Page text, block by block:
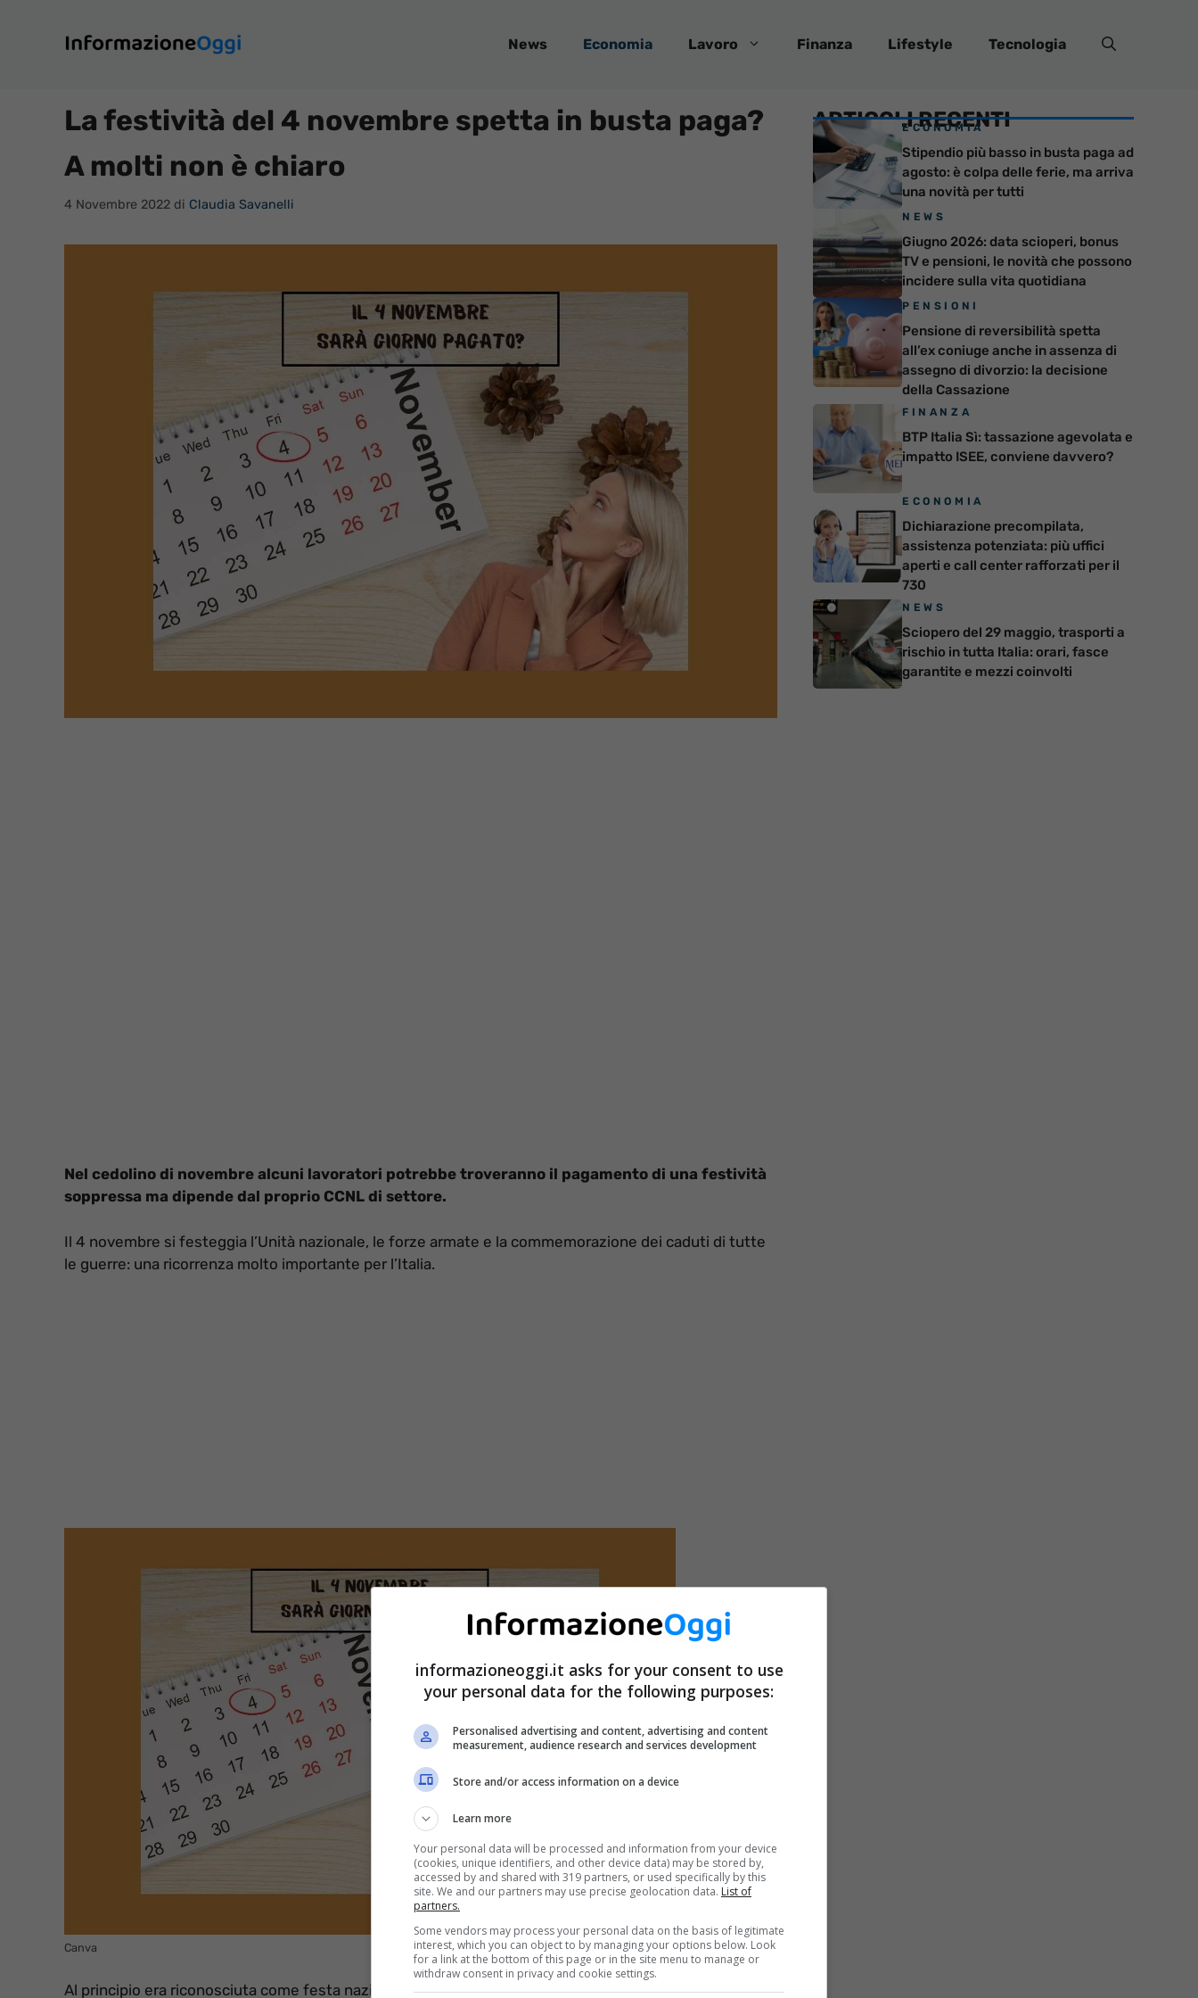
contenuto
News Economia Lavoro Finanza Lifestyle Tecnologia
La festività del 4 novembre spetta in busta paga?
A molti non è chiaro
4 Novembre 2022 di Claudia Savanelli
Nel cedolino di novembre alcuni lavoratori potrebbe troveranno il pagamento di una festività
soppressa ma dipende dal proprio CCNL di settore.
Il 4 novembre si festeggia l’Unità nazionale, le forze armate e la commemorazione dei caduti di tutte
le guerre: una ricorrenza molto importante per l’Italia.
Canva
Al principio era riconosciuta come festa nazionale, ma dal 1977 rientra nelle festività soppresse; nello
ARTICOLI RECENTI
ECONOMIA
Stipendio più basso in busta paga ad
agosto: è colpa delle ferie, ma arriva
una novità per tutti
NEWS
Giugno 2026: data scioperi, bonus
TV e pensioni, le novità che possono
incidere sulla vita quotidiana
PENSIONI
Pensione di reversibilità spetta
all’ex coniuge anche in assenza di
assegno di divorzio: la decisione
della Cassazione
FINANZA
BTP Italia Sì: tassazione agevolata e
impatto ISEE, conviene davvero?
ECONOMIA
Dichiarazione precompilata,
assistenza potenziata: più uffici
aperti e call center rafforzati per il
730
NEWS
Sciopero del 29 maggio, trasporti a
rischio in tutta Italia: orari, fasce
garantite e mezzi coinvolti
informazioneoggi.it asks for your consent to use
your personal data for the following purposes:
Personalised advertising and content, advertising and content
measurement, audience research and services development
Store and/or access information on a device
Learn more
Your personal data will be processed and information from your device
(cookies, unique identifiers, and other device data) may be stored by,
accessed by and shared with 319 partners, or used specifically by this
site. We and our partners may use precise geolocation data. List of
partners.
Some vendors may process your personal data on the basis of legitimate
interest, which you can object to by managing your options below. Look
for a link at the bottom of this page or in the site menu to manage or
withdraw consent in privacy and cookie settings.